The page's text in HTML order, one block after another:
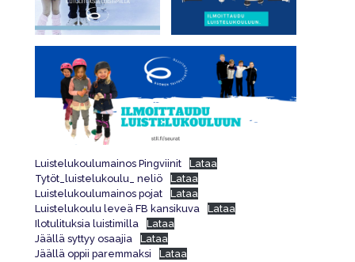
Luistelukoulumainos Pingviinit
Lataa
Tytöt_luistelukoulu_ neliö
Lataa
Luistelukoulumainos pojat
Lataa
Luistelukoulu leveä FB kansikuva
Lataa
Ilotulituksia luistimilla
Lataa
Jäällä syttyy osaajia
Lataa
Jäällä oppii paremmaksi
Lataa